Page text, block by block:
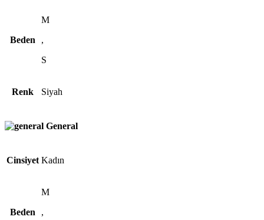
Beden
M
,
S
Renk Siyah
General
Cinsiyet Kadın
Beden
M
,